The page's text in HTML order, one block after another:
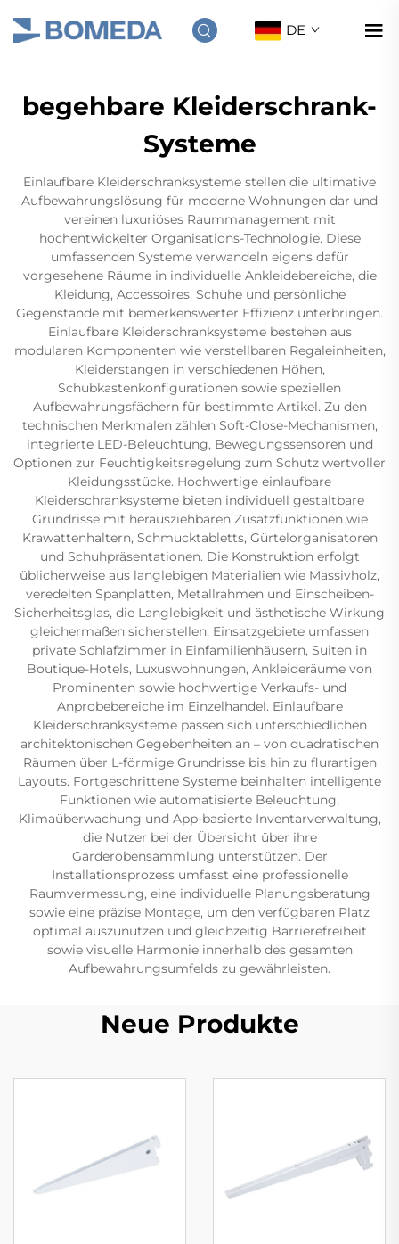
DE
begehbare Kleiderschrank-
Systeme
Einlaufbare Kleiderschranksysteme stellen die ultimative
Aufbewahrungslösung für moderne Wohnungen dar und
vereinen luxuriöses Raummanagement mit
hochentwickelter Organisations-Technologie. Diese
umfassenden Systeme verwandeln eigens dafür
vorgesehene Räume in individuelle Ankleidebereiche, die
Kleidung, Accessoires, Schuhe und persönliche
Gegenstände mit bemerkenswerter Effizienz unterbringen.
Einlaufbare Kleiderschranksysteme bestehen aus
modularen Komponenten wie verstellbaren Regaleinheiten,
Kleiderstangen in verschiedenen Höhen,
Schubkastenkonfigurationen sowie speziellen
Aufbewahrungsfächern für bestimmte Artikel. Zu den
technischen Merkmalen zählen Soft-Close-Mechanismen,
integrierte LED-Beleuchtung, Bewegungssensoren und
Optionen zur Feuchtigkeitsregelung zum Schutz wertvoller
Kleidungsstücke. Hochwertige einlaufbare
Kleiderschranksysteme bieten individuell gestaltbare
Grundrisse mit herausziehbaren Zusatzfunktionen wie
Krawattenhaltern, Schmucktabletts, Gürtelorganisatoren
und Schuhpräsentationen. Die Konstruktion erfolgt
üblicherweise aus langlebigen Materialien wie Massivholz,
veredelten Spanplatten, Metallrahmen und Einscheiben-
Sicherheitsglas, die Langlebigkeit und ästhetische Wirkung
gleichermaßen sicherstellen. Einsatzgebiete umfassen
private Schlafzimmer in Einfamilienhäusern, Suiten in
Boutique-Hotels, Luxuswohnungen, Ankleideräume von
Prominenten sowie hochwertige Verkaufs- und
Anprobebereiche im Einzelhandel. Einlaufbare
Kleiderschranksysteme passen sich unterschiedlichen
architektonischen Gegebenheiten an – von quadratischen
Räumen über L-förmige Grundrisse bis hin zu flurartigen
Layouts. Fortgeschrittene Systeme beinhalten intelligente
Funktionen wie automatisierte Beleuchtung,
Klimaüberwachung und App-basierte Inventarverwaltung,
die Nutzer bei der Übersicht über ihre
Garderobensammlung unterstützen. Der
Installationsprozess umfasst eine professionelle
Raumvermessung, eine individuelle Planungsberatung
sowie eine präzise Montage, um den verfügbaren Platz
optimal auszunutzen und gleichzeitig Barrierefreiheit
sowie visuelle Harmonie innerhalb des gesamten
Aufbewahrungsumfelds zu gewährleisten.
Neue Produkte